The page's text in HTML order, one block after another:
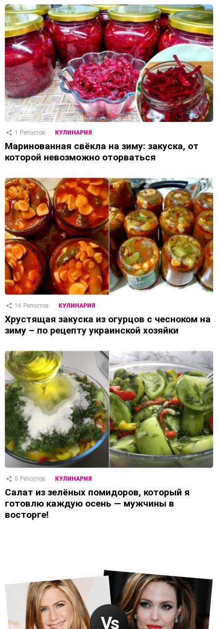
1 Репостов КУЛИНАРИЯ
Маринованная свёкла на зиму: закуска, от
которой невозможно оторваться
16 Репостов КУЛИНАРИЯ
Хрустящая закуска из огурцов с чесноком на
зиму – по рецепту украинской хозяйки
0 Репостов КУЛИНАРИЯ
Салат из зелёных помидоров, который я
готовлю каждую осень — мужчины в
восторге!